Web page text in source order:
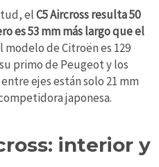
elC5 Aircross resulta 50
es 53 mm más largo que el
modelo de Citroën es 129
primo de Peugeot y los
ejes están solo 21 mm
japonesa.
interior y